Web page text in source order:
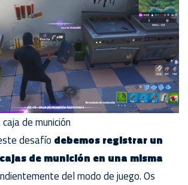
de munición
desafío debemos registrar un
de munición en una misma
del modo de juego. Os